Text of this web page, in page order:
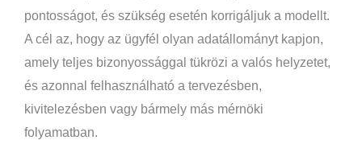
pontosságot, és szükség esetén korrigáljuk a modellt.
A cél az, hogy az ügyfél olyan adatállományt kapjon,
amely teljes bizonyossággal tükrözi a valós helyzetet,
és azonnal felhasználható a tervezésben,
kivitelezésben vagy bármely más mérnöki
folyamatban.